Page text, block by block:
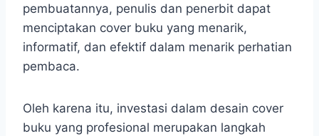
pembuatannya, penulis dan penerbit dapat
menciptakan cover buku yang menarik,
informatif, dan efektif dalam menarik perhatian
pembaca.
Oleh karena itu, investasi dalam desain cover
buku yang profesional merupakan langkah